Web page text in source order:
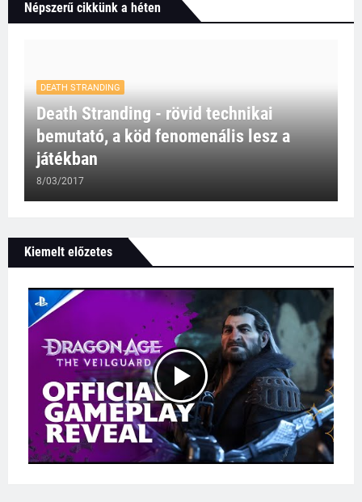
Népszerű cikkünk a héten
DEATH STRANDING
Death Stranding - rövid technikai
bemutató, a köd fenomenális lesz a
játékban
8/03/2017
Kiemelt előzetes